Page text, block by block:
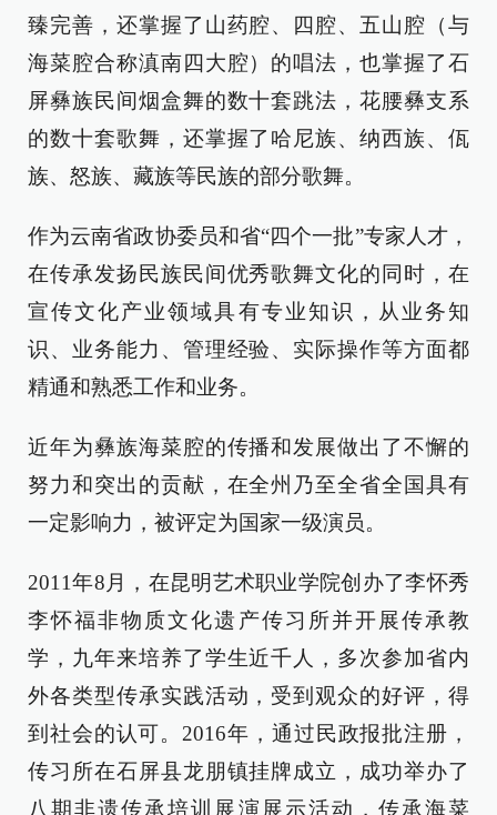
臻完善，还掌握了山药腔、四腔、五山腔（与
海菜腔合称滇南四大腔）的唱法，也掌握了石
屏彝族民间烟盒舞的数十套跳法，花腰彝支系
的数十套歌舞，还掌握了哈尼族、纳西族、佤
族、怒族、藏族等民族的部分歌舞。
作为云南省政协委员和省“四个一批”专家人才，
在传承发扬民族民间优秀歌舞文化的同时，在
宣传文化产业领域具有专业知识，从业务知
识、业务能力、管理经验、实际操作等方面都
精通和熟悉工作和业务。
近年为彝族海菜腔的传播和发展做出了不懈的
努力和突出的贡献，在全州乃至全省全国具有
一定影响力，被评定为国家一级演员。
2011年8月，在昆明艺术职业学院创办了李怀秀
李怀福非物质文化遗产传习所并开展传承教
学，九年来培养了学生近千人，多次参加省内
外各类型传承实践活动，受到观众的好评，得
到社会的认可。2016年，通过民政报批注册，
传习所在石屏县龙朋镇挂牌成立，成功举办了
八期非遗传承培训展演展示活动，传承海菜